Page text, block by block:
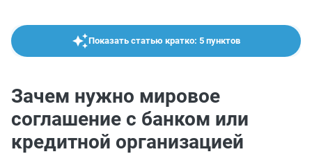
Показать статью кратко: 5 пунктов
Зачем нужно мировое
соглашение с банком или
кредитной организацией